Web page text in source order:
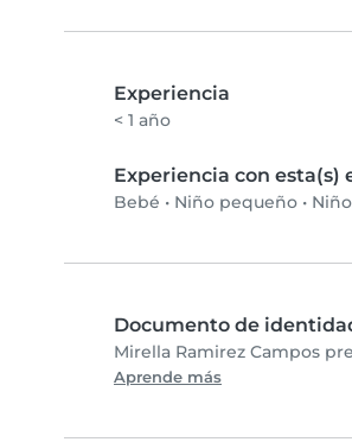
Experiencia
< 1 año
Experiencia con esta(s)
Bebé • Niño pequeño •
Documento de
Mirella Ramirez Campos
Aprende más